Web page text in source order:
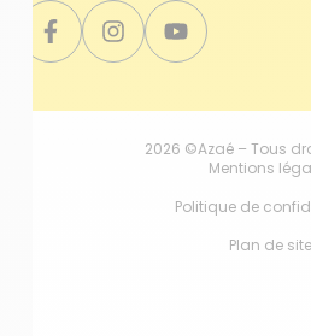
2026 ©Azaé – Tous
Mentions
Politique de
Plan de site